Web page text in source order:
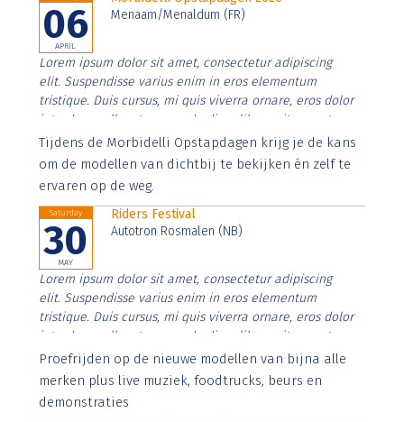
06
APRIL
Menaam/Menaldum (FR)
Lorem ipsum dolor sit amet, consectetur adipiscing
elit. Suspendisse varius enim in eros elementum
tristique. Duis cursus, mi quis viverra ornare, eros dolor
interdum nulla, ut commodo diam libero vitae erat.
Aenean faucibus nibh et justo cursus id rutrum lorem
imperdiet. Nunc ut sem vitae risus tristique posuere.
Tijdens de Morbidelli Opstapdagen krijg je de kans
om de modellen van dichtbij te bekijken én zelf te
ervaren op de weg.
Saturday
30
MAY
Riders Festival
Autotron Rosmalen (NB)
Lorem ipsum dolor sit amet, consectetur adipiscing
elit. Suspendisse varius enim in eros elementum
tristique. Duis cursus, mi quis viverra ornare, eros dolor
interdum nulla, ut commodo diam libero vitae erat.
Aenean faucibus nibh et justo cursus id rutrum lorem
imperdiet. Nunc ut sem vitae risus tristique posuere.
Proefrijden op de nieuwe modellen van bijna alle
merken plus live muziek, foodtrucks, beurs en
demonstraties